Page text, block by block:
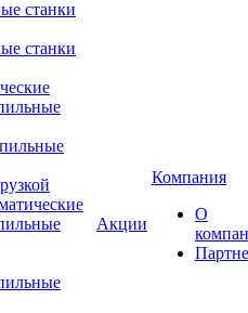
станки
станки
Акции
Компания
О